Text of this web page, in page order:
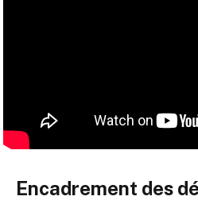
Encadrement des